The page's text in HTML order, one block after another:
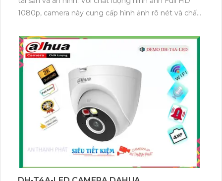
1080p, camera này cung cấp hình ảnh rõ nét và chất
POE giúp giảm thiểu việc đi dây phức tạp bằng cách
cung cấp nguồn điện và truyền dữ liệu qua cùng một
dây cáp Ethernet. Điều này giúp việc cài đặt trở nên
dễ dàng và tiết kiệm thời gian. Camera cũng được
trang bị các tính năng thông minh như phát hiện
chuyển động, nhận dạng khuôn mặt và hỗ trợ âm
thanh hai chiều, giúp người dùng giám sát và tương
tác từ xa. Với khả năng chống nước và chống va đập,
camera DS-2CD2021G1-I là lựa chọn lý tưởng cho các
ứng dụng quan sát an ninh ngoài trời.